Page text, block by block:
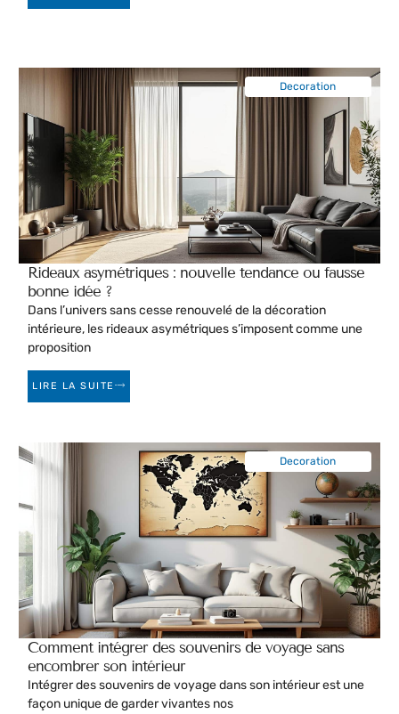
Rideaux asymétriques : nouvelle tendance ou fausse
bonne idée ?
Dans l’univers sans cesse renouvelé de la décoration
intérieure, les rideaux asymétriques s’imposent comme une
proposition
LIRE LA SUITE
Decoration
Comment intégrer des souvenirs de voyage sans
encombrer son intérieur
Intégrer des souvenirs de voyage dans son intérieur est une
façon unique de garder vivantes nos
Decoration